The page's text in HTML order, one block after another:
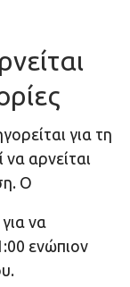
για τη
αρνείται
Ο
να
ενώπιον